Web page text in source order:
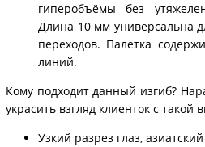
гиперобъёмы без
Длина 10 мм универсальна
переходов. Палетка
линий.
Кому подходит данный изгиб?
украсить взгляд клиенток с такой
Узкий разрез глаз,